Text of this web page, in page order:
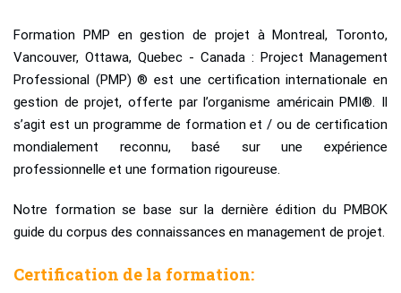
Formation PMP en gestion de projet à Montreal, Toronto,
Vancouver, Ottawa, Quebec - Canada : Project Management
Professional (PMP) ® est une certification internationale en
gestion de projet, offerte par l’organisme américain PMI®. Il
s’agit est un programme de formation et / ou de certification
mondialement reconnu, basé sur une expérience
professionnelle et une formation rigoureuse.
Notre formation se base sur la dernière édition du PMBOK
guide du corpus des connaissances en management de projet.
Certification de la formation: